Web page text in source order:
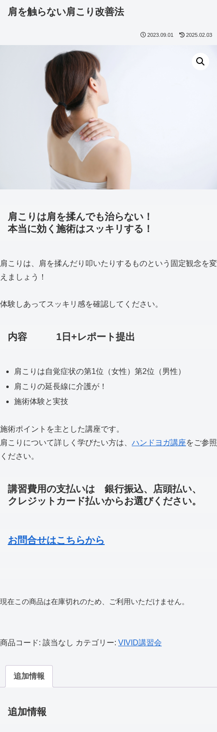
肩を触らない肩こり改善法
2023.09.01 2025.02.03
肩こりは肩を揉んでも治らない！
本当に効く施術はスッキリする！
肩こりは、肩を揉んだり叩いたりするものという固定観念を変
えましょう！
体験しあってスッキリ感を確認してください。
内容 1日+レポート提出
肩こりは自覚症状の第1位（女性）第2位（男性）
肩こりの延長線に介護が！
施術体験と実技
施術ポイントを主とした講座です。
肩こりについて詳しく学びたい方は、 ハンドヨガ講座をご参照
ください。
講習費用の支払いは 銀行振込、店頭払い、
クレジットカード払いからお選びください。
お問合せはこちらから
現在この商品は在庫切れのため、ご利用いただけません。
商品コード: 該当なし カテゴリー: VIVID講習会
追加情報
追加情報